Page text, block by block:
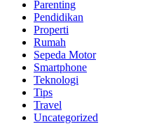
Parenting
Pendidikan
Properti
Rumah
Sepeda Motor
Smartphone
Teknologi
Tips
Travel
Uncategorized